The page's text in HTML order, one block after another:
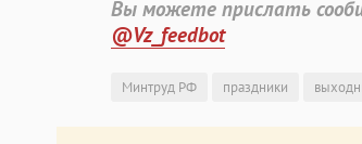
Вы можете прислать
@Vz_feedbot
Минтруд РФ праздники